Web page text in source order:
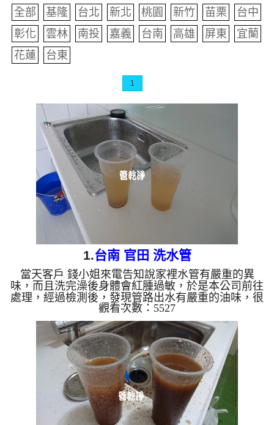
全部 基隆 台北 新北 桃園 新竹 苗栗
台中
彰化
雲林 南投 嘉義 台南 高雄 屏東
宜蘭
花蓮
台東
1
1.台南 官田 洗水管
當天客戶 錢小姐來電告知說家裡水管有嚴重的異
味，而且洗完澡後身體會紅腫過敏，於是本公司前往
處理，經過檢測後，發現管路出水有嚴重的油味，很
像揮發物倒在水塔裡面一樣，於是本公司架起 水管
清洗機 ，開始 洗水管 過程中，管路噴出髒水外，如
下圖，還跑出粉紅色奇怪的異物，味道很嗆及刺鼻，
水管清洗 約兩個多小時，管路終於清洗乾淨，客戶
終於能正常能正常洗澡了。 清洗水管,水管清洗, 洗水
管, 熱水管堵塞, 熱水忽冷忽熱 ...
觀看次數：5527